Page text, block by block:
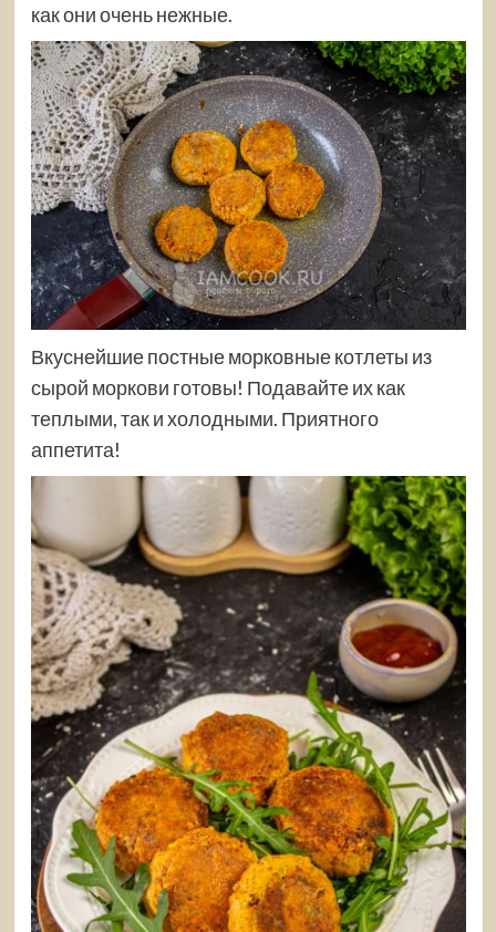
как они очень нежные.
Вкуснейшие постные морковные котлеты из
сырой моркови готовы! Подавайте их как
теплыми, так и холодными. Приятного
аппетита!